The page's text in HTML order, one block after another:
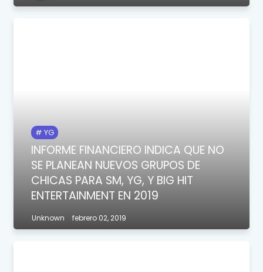
YG
INFORME FINANCIERO INDICA QUE NO
SE PLANEAN NUEVOS GRUPOS DE
CHICAS PARA SM, YG, Y BIG HIT
ENTERTAINMENT EN 2019
Unknown febrero 02, 2019